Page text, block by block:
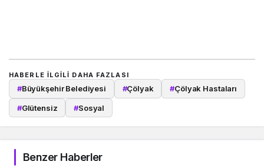
HABERLE ILGILI DAHA FAZLASI
#Büyükşehir Belediyesi #Çölyak #Çölyak Hastaları
#Glütensiz #Sosyal
Benzer Haberler